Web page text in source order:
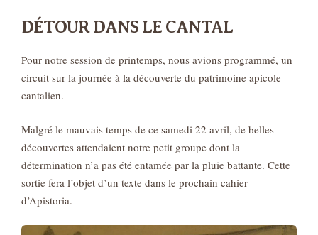
DÉTOUR DANS LE CANTAL
Pour notre session de printemps, nous avions programmé, un
circuit sur la journée à la découverte du patrimoine apicole
cantalien.
Malgré le mauvais temps de ce samedi 22 avril, de belles
découvertes attendaient notre petit groupe dont la
détermination n’a pas été entamée par la pluie battante. Cette
sortie fera l’objet d’un texte dans le prochain cahier
d’Apistoria.